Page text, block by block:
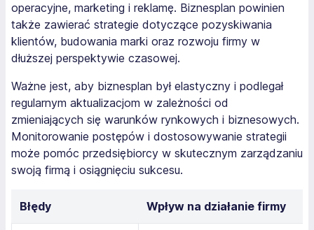
operacyjne, marketing i reklamę. Biznesplan powinien
także zawierać strategie dotyczące pozyskiwania
klientów, budowania marki oraz rozwoju firmy w
dłuższej perspektywie czasowej.
Ważne jest, aby biznesplan był elastyczny i podlegał
regularnym aktualizacjom w zależności od
zmieniających się warunków rynkowych i biznesowych.
Monitorowanie postępów i dostosowywanie strategii
może pomóc przedsiębiorcy w skutecznym zarządzaniu
swoją firmą i osiągnięciu sukcesu.
Błędy Wpływ na działanie firmy